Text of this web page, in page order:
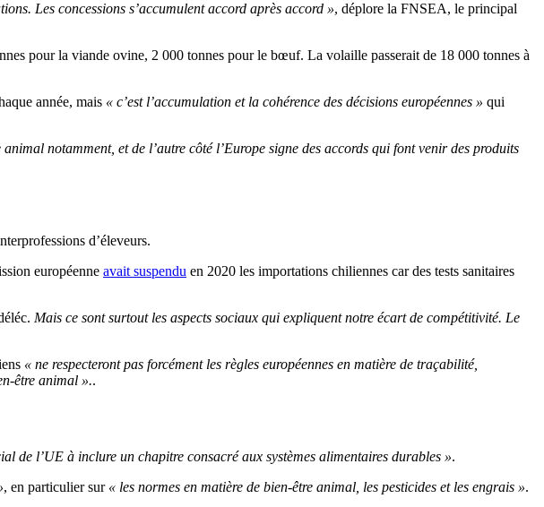
Les concessions s’accumulent accord après accord », déplore la FNSEA, le principal
pour la viande ovine, 2 000 tonnes pour le bœuf. La volaille passerait de 18 000 tonnes à
année, mais « c’est l’accumulation et la cohérence des décisions européennes » qui
notamment, et de l’autre côté l’Europe signe des accords qui font venir des produits
d’éleveurs.
européenne avait suspendu en 2020 les importations chiliennes car des tests sanitaires
Mais ce sont surtout les aspects sociaux qui expliquent notre écart de compétitivité. Le
« ne respecteront pas forcément les règles européennes en matière de traçabilité,
être animal »..
de l’UE à inclure un chapitre consacré aux systèmes alimentaires durables ».
, en particulier sur « les normes en matière de bien-être animal, les pesticides et les engrais ».